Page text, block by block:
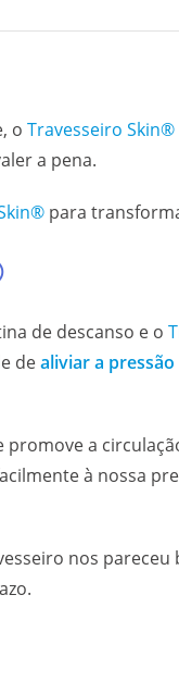
o Travesseiro Skin®
a pena.
para
de descanso e o
dealiviar a pressão
a
à nossa
nos pareceu